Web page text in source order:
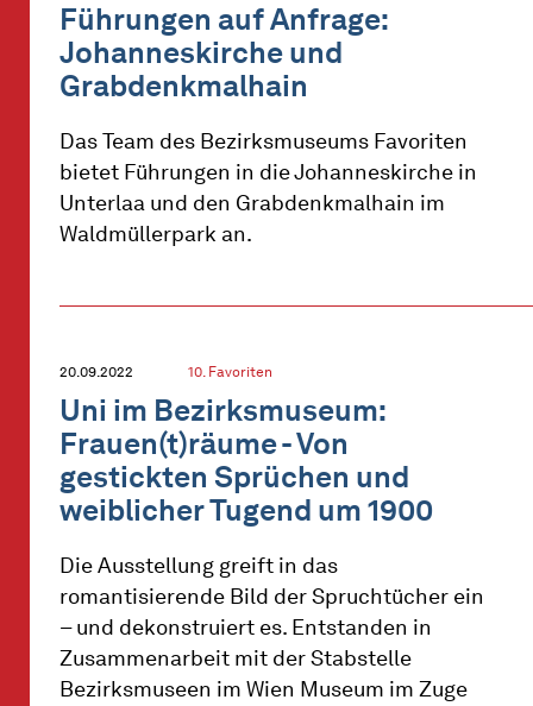
Führungen auf Anfrage:
Johanneskirche und
Grabdenkmalhain
Das Team des Bezirksmuseums Favoriten
bietet Führungen in die Johanneskirche in
Unterlaa und den Grabdenkmalhain im
Waldmüllerpark an.
20.09.2022 10. Favoriten
Uni im Bezirksmuseum:
Frauen(t)räume - Von
gestickten Sprüchen und
weiblicher Tugend um 1900
Die Ausstellung greift in das
romantisierende Bild der Spruchtücher ein
– und dekonstruiert es. Entstanden in
Zusammenarbeit mit der Stabstelle
Bezirksmuseen im Wien Museum im Zuge